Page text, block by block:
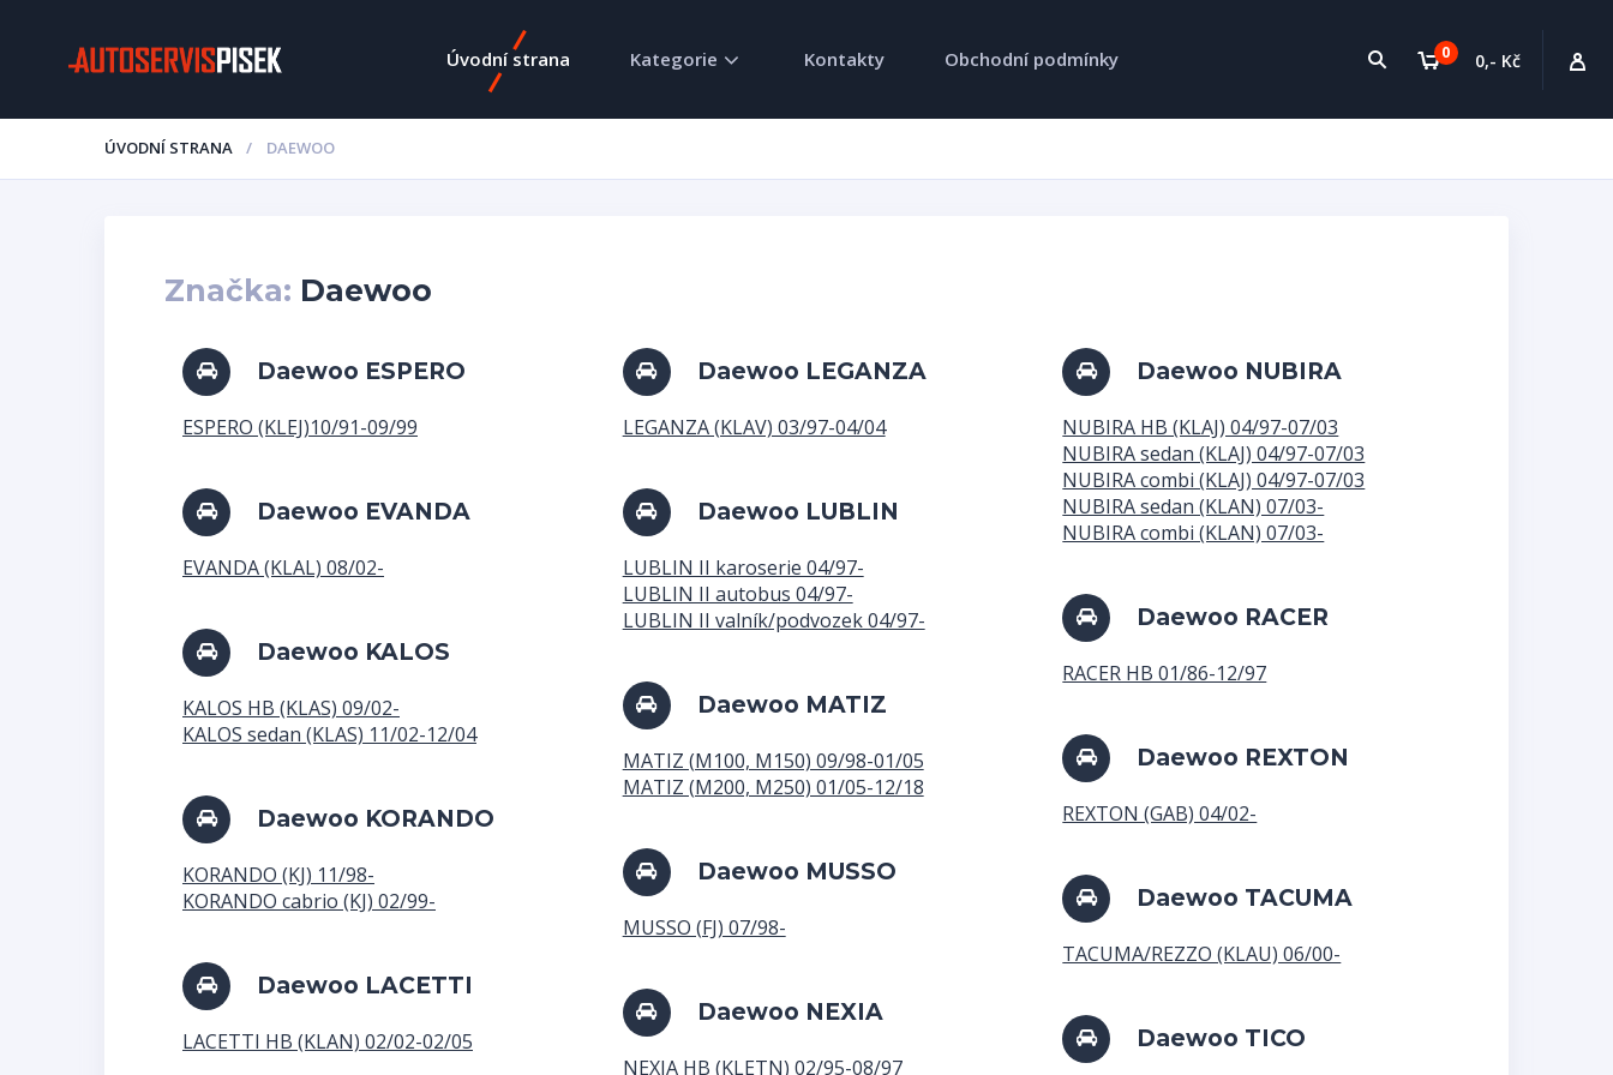
0 0,- Kč
Úvodní strana Kategorie Kontakty Obchodní podmínky
ÚVODNÍ STRANA DAEWOO
Značka: Daewoo
Daewoo ESPERO
ESPERO (KLEJ)10/91-09/99
Daewoo EVANDA
EVANDA (KLAL) 08/02-
Daewoo KALOS
KALOS HB (KLAS) 09/02-
KALOS sedan (KLAS) 11/02-12/04
Daewoo KORANDO
KORANDO (KJ) 11/98-
KORANDO cabrio (KJ) 02/99-
Daewoo LACETTI
LACETTI HB (KLAN) 02/02-02/05
Daewoo LEGANZA
LEGANZA (KLAV) 03/97-04/04
Daewoo LUBLIN
LUBLIN II karoserie 04/97-
LUBLIN II autobus 04/97-
LUBLIN II valník/podvozek 04/97-
Daewoo MATIZ
MATIZ (M100, M150) 09/98-01/05
MATIZ (M200, M250) 01/05-12/18
Daewoo MUSSO
MUSSO (FJ) 07/98-
Daewoo NEXIA
NEXIA HB (KLETN) 02/95-08/97
Daewoo NUBIRA
NUBIRA HB (KLAJ) 04/97-07/03
NUBIRA sedan (KLAJ) 04/97-07/03
NUBIRA combi (KLAJ) 04/97-07/03
NUBIRA sedan (KLAN) 07/03-
NUBIRA combi (KLAN) 07/03-
Daewoo RACER
RACER HB 01/86-12/97
Daewoo REXTON
REXTON (GAB) 04/02-
Daewoo TACUMA
TACUMA/REZZO (KLAU) 06/00-
Daewoo TICO